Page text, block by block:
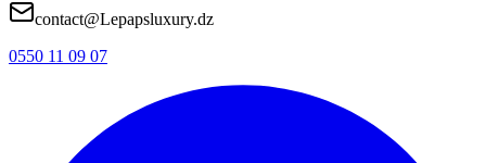
contact@Lepapsluxury.dz
0550 11 09 07